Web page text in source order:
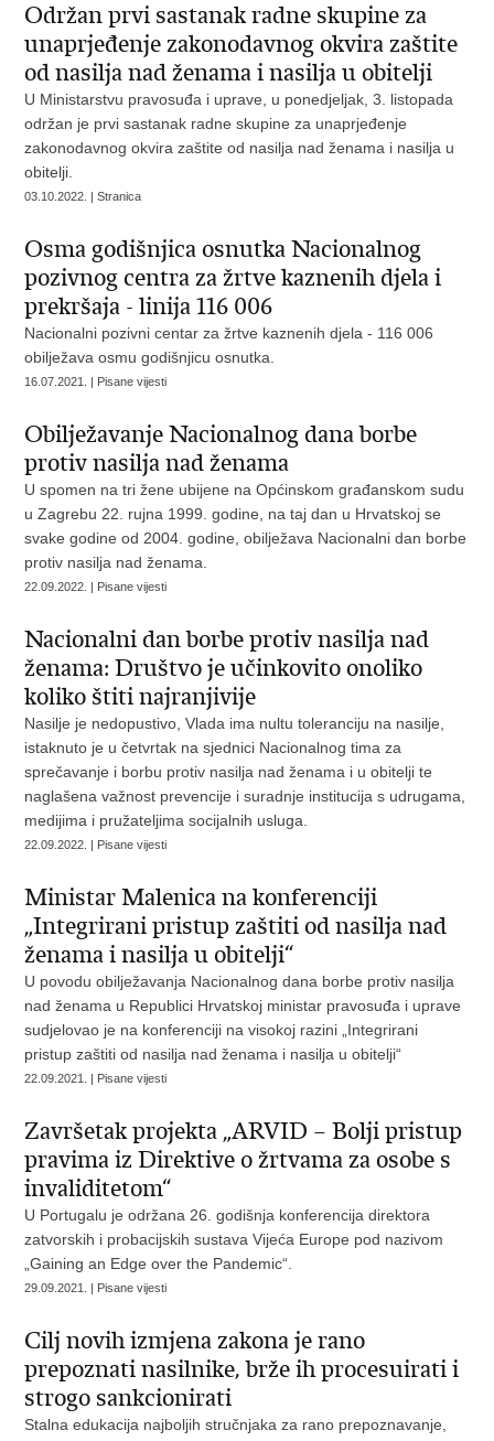
Održan prvi sastanak radne skupine za
unaprjeđenje zakonodavnog okvira zaštite
od nasilja nad ženama i nasilja u obitelji
U Ministarstvu pravosuđa i uprave, u ponedjeljak, 3. listopada
održan je prvi sastanak radne skupine za unaprjeđenje
zakonodavnog okvira zaštite od nasilja nad ženama i nasilja u
obitelji.
03.10.2022. | Stranica
Osma godišnjica osnutka Nacionalnog
pozivnog centra za žrtve kaznenih djela i
prekršaja - linija 116 006
Nacionalni pozivni centar za žrtve kaznenih djela - 116 006
obilježava osmu godišnjicu osnutka.
16.07.2021. | Pisane vijesti
Obilježavanje Nacionalnog dana borbe
protiv nasilja nad ženama
U spomen na tri žene ubijene na Općinskom građanskom sudu
u Zagrebu 22. rujna 1999. godine, na taj dan u Hrvatskoj se
svake godine od 2004. godine, obilježava Nacionalni dan borbe
protiv nasilja nad ženama.
22.09.2022. | Pisane vijesti
Nacionalni dan borbe protiv nasilja nad
ženama: Društvo je učinkovito onoliko
koliko štiti najranjivije
Nasilje je nedopustivo, Vlada ima nultu toleranciju na nasilje,
istaknuto je u četvrtak na sjednici Nacionalnog tima za
sprečavanje i borbu protiv nasilja nad ženama i u obitelji te
naglašena važnost prevencije i suradnje institucija s udrugama,
medijima i pružateljima socijalnih usluga.
22.09.2022. | Pisane vijesti
Ministar Malenica na konferenciji
„Integrirani pristup zaštiti od nasilja nad
ženama i nasilja u obitelji“
U povodu obilježavanja Nacionalnog dana borbe protiv nasilja
nad ženama u Republici Hrvatskoj ministar pravosuđa i uprave
sudjelovao je na konferenciji na visokoj razini „Integrirani
pristup zaštiti od nasilja nad ženama i nasilja u obitelji“
22.09.2021. | Pisane vijesti
Završetak projekta „ARVID – Bolji pristup
pravima iz Direktive o žrtvama za osobe s
invaliditetom“
U Portugalu je održana 26. godišnja konferencija direktora
zatvorskih i probacijskih sustava Vijeća Europe pod nazivom
„Gaining an Edge over the Pandemic“.
29.09.2021. | Pisane vijesti
Cilj novih izmjena zakona je rano
prepoznati nasilnike, brže ih procesuirati i
strogo sankcionirati
Stalna edukacija najboljih stručnjaka za rano prepoznavanje,